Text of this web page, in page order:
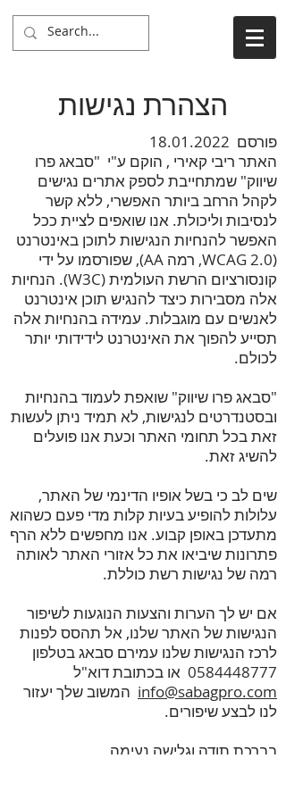
הצהרת נגישות
פורסם 18.01.2022
האתר ריבי קאירי , הוקם ע"י "סבאג פרו
שיווק" שמתחייבת לספק אתרים נגישים
לקהל הרחב ביותר האפשרי, ללא קשר
לנסיבות וליכולת. אנו שואפים לציית ככל
האפשר להנחיות הנגישות לתוכן באינטרנט
(WCAG 2.0, רמה AA), שפורסמו על ידי
קונסורציום הרשת העולמית (W3C). הנחיות
אלה מסבירות כיצד להנגיש תוכן אינטרנט
לאנשים עם מוגבלות. עמידה בהנחיות אלה
תסייע להפוך את האינטרנט לידידותי יותר
לכולם.
"סבאג פרו שיווק" שואפת לעמוד בהנחיות
ובסטנדרטים לנגישות, לא תמיד ניתן לעשות
זאת בכל תחומי האתר וכעת אנו פועלים
להשיג זאת.
שים לב כי בשל אופיו הדינמי של האתר,
עלולות להופיע בעיות קלות מדי פעם כשהוא
מתעדכן באופן קבוע. אנו מחפשים ללא הרף
פתרונות שיביאו את כל אזורי האתר לאותה
רמה של נגישות רשת כוללת.
אם יש לך הערות והצעות הנוגעות לשיפור
הנגישות של האתר שלנו, אל תהסס לפנות
לרכז הנגישות שלנו עמירם סבאג בטלפון
0584448777 או בכתובת דוא"ל
info@sabagpro.com המשוב שלך יעזור
לנו לבצע שיפורים.
בברכת תודה וגלישה נעימה,